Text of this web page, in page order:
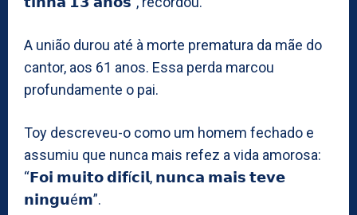
A união durou até à morte prematura da mãe do
cantor, aos 61 anos. Essa perda marcou
profundamente o pai.
Toy descreveu-o como um homem fechado e
assumiu que nunca mais refez a vida amorosa:
“𝗙𝗼𝗶 𝗺𝘂𝗶𝘁𝗼 𝗱𝗶𝗳í𝗰𝗶𝗹, 𝗻𝘂𝗻𝗰𝗮 𝗺𝗮𝗶𝘀 𝘁𝗲𝘃𝗲
𝗻𝗶𝗻𝗴𝘂é𝗺”.